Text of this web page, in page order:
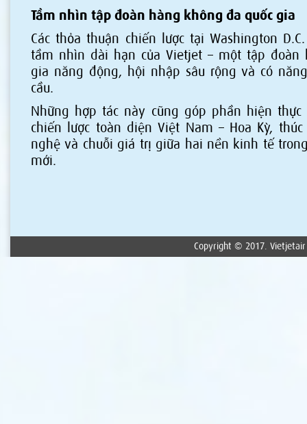
Tầm nhìn tập đoàn hàng không đa quốc gia
Các thỏa thuận chiến lược tại Washington
tầm nhìn dài hạn của Vietjet – một tập đoàn
gia năng động, hội nhập sâu rộng và có
cầu.
Những hợp tác này cũng góp phần hiện
chiến lược toàn diện Việt Nam – Hoa Kỳ,
nghệ và chuỗi giá trị giữa hai nền kinh tế
mới.
Copyright © 2017. Vietjetair